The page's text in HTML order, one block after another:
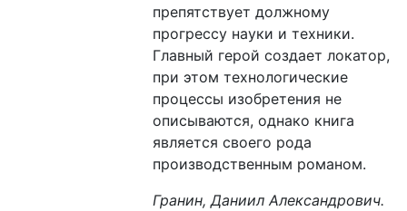
препятствует должному
прогрессу науки и техники.
Главный герой создает локатор,
при этом технологические
процессы изобретения не
описываются, однако книга
является своего рода
производственным романом.
Гранин, Даниил Александрович.